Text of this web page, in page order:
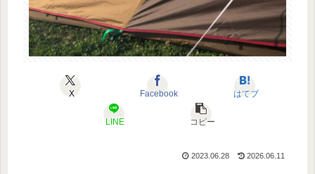
X Facebook はてブ
LINE コピー
2023.06.28 2026.06.11